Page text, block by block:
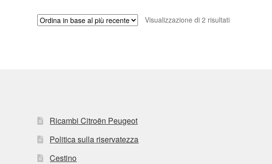
Visualizzazione di 2 risultatiOrdina
Ricambi Citroën Peugeot
Politica sulla riservatezza
Cestino